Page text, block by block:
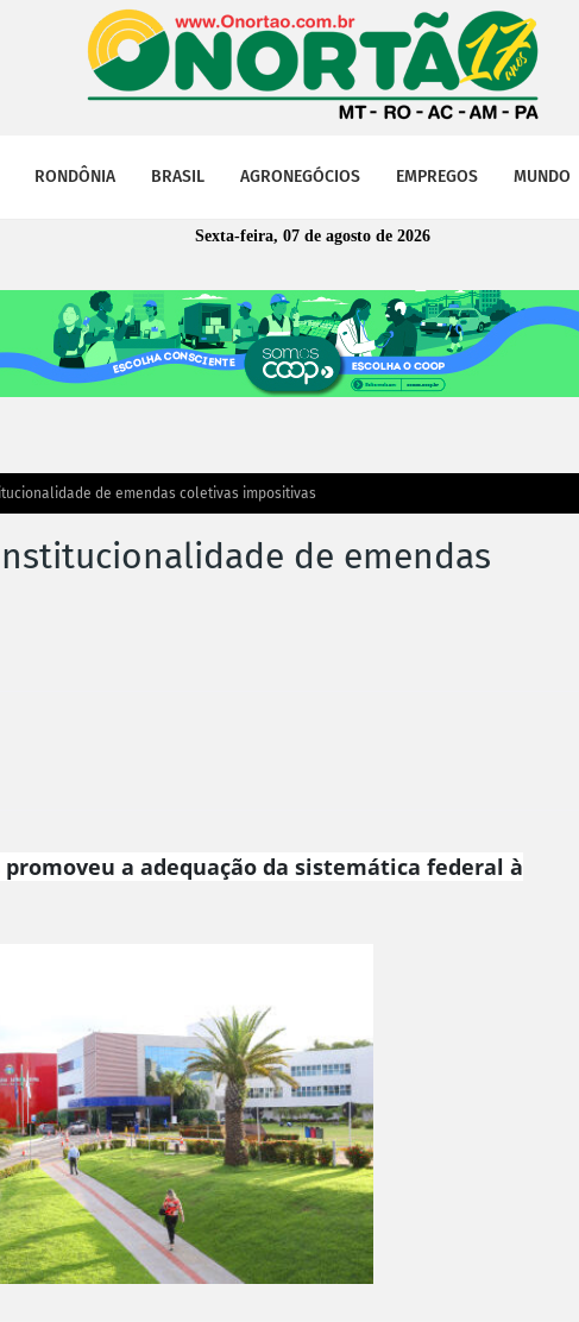
RONDÔNIA BRASIL AGRONEGÓCIOS EMPREGOS MUNDO
Sexta-feira, 07 de agosto de 2026
de emendas coletivas impositivas
de emendas
a adequação da sistemática federal à